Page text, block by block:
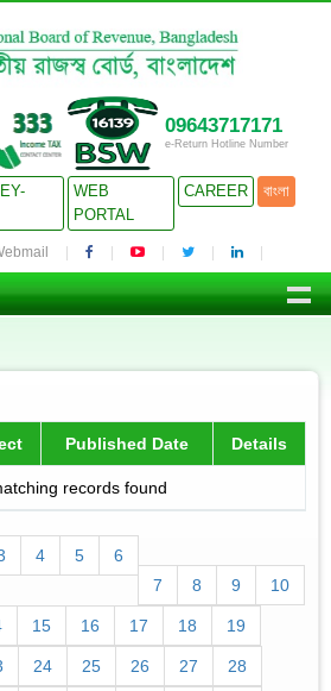
09643717171
e-Return Hotline Number
WEB
PORTAL
CAREER বাংলা
Published Date Details
records found
4 5
6
7
8 9 10
15 16 17 18 19
24 25 26 27 28